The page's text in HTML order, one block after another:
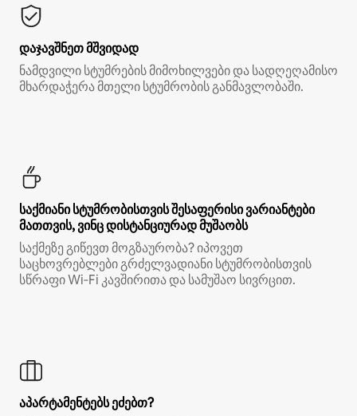
დაჯავშნეთ მშვიდად
ნამდვილი სტუმრების მიმოხილვები და სადღეღამისო
მხარდაჭერა მთელი სტუმრობის განმავლობაში.
საქმიანი სტუმრობისთვის შესაფერისი ვარიანტები
მათთვის, ვინც დისტანციურად მუშაობს
საქმეზე გიწევთ მოგზაურობა? იპოვეთ
საცხოვრებლები გრძელვადიანი სტუმრობისთვის
სწრაფი Wi‑Fi კავშირითა და სამუშაო სივრცით.
აპარტამენტებს ეძებთ?